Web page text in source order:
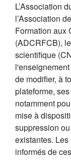
L’Association
l’Association
Formation aux
(ADCRFCB),
scientifique
de modifier, à
plateforme,
notamment
mise à
suppression
existantes.
informés de